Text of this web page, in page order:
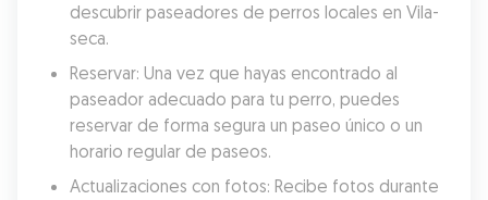
descubrir paseadores de perros locales en Vila-
seca.
Reservar: Una vez que hayas encontrado al
paseador adecuado para tu perro, puedes
reservar de forma segura un paseo único o un
horario regular de paseos.
Actualizaciones con fotos: Recibe fotos durante